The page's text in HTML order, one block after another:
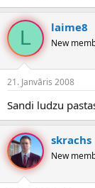
L laime8
New
21. Janvāris 2008
Sandi ludzu
skrachs
New